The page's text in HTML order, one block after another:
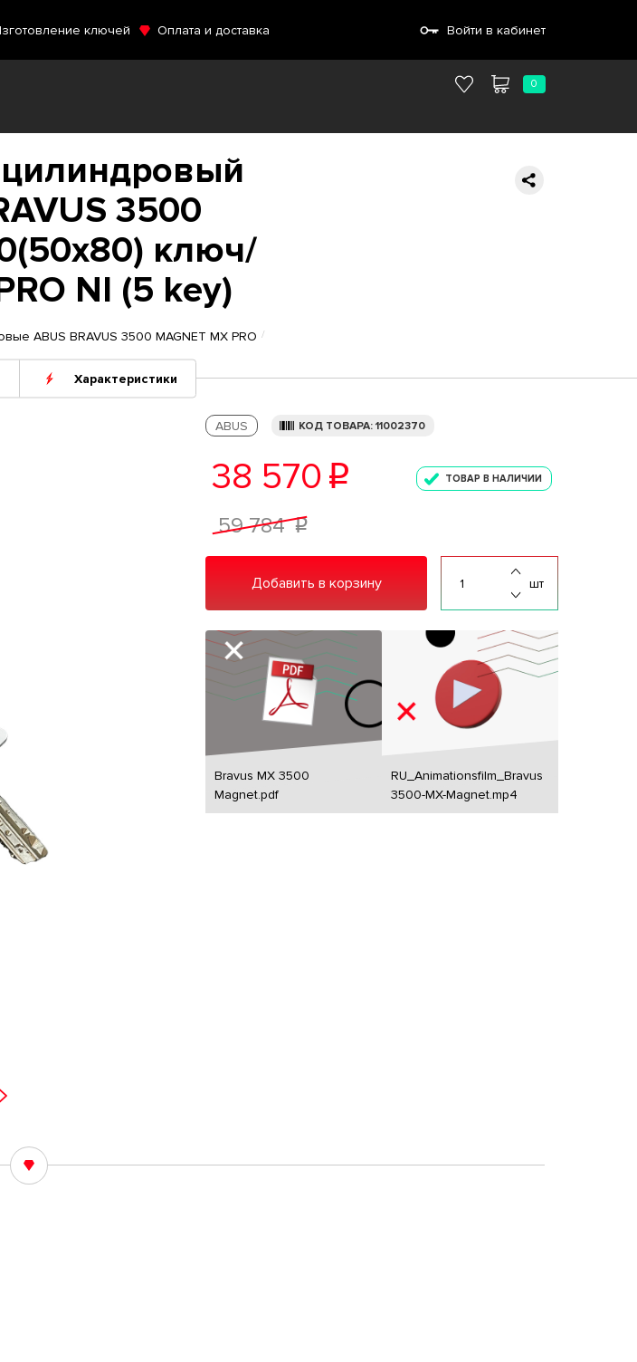
ключей Оплата и доставка Войти в кабинет
0
3500
ключ/
NI (5 key)
ABUS BRAVUS 3500 MAGNET MX PRO
Характеристики
ABUS КОД ТОВАРА: 11002370
38 570 p ТОВАР В НАЛИЧИИ
59 784 p
Добавить в корзину шт
Bravus MX 3500
Magnet.pdf
RU_Animationsfilm_Bravus
3500-MX-Magnet.mp4